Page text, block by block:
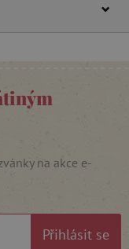
na akce e-
Přihlásit se